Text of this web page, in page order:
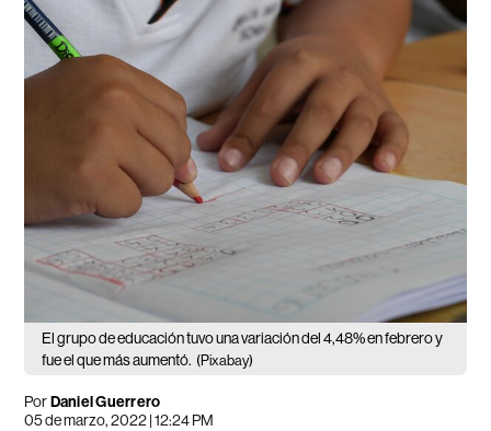
El grupo de educación tuvo una variación del 4,48% en febrero y
fue el que más aumentó. (Pixabay)
PorDaniel Guerrero
05 de marzo, 2022 | 12:24 PM